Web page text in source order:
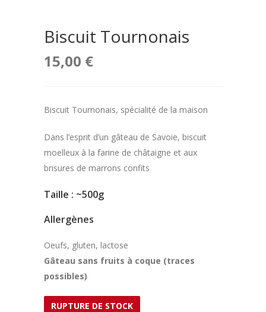
Biscuit Tournonais
15,00 €
Biscuit Tournonais, spécialité de la maison
Dans l’esprit d’un gâteau de Savoie, biscuit
moelleux à la farine de châtaigne et aux
brisures de marrons confits
Taille : ~500g
Allergènes
Oeufs, gluten, lactose
Gâteau sans fruits à coque (traces
possibles)
RUPTURE DE STOCK